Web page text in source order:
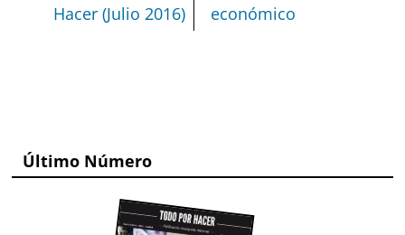
Hacer (Julio 2016)
económico
Último Número